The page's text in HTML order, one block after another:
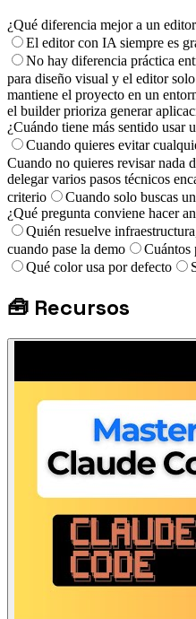
¿Qué diferencia mejor a un
El editor con IA siempre es
No hay diferencia práctica
para diseño visual y el editor
mantiene el proyecto en un
el builder prioriza generar
¿Cuándo tiene más sentido usar
Cuando quieres evitar
Cuando no quieres revisar nada
delegar varios pasos técnicos
criterio
Cuando solo buscas
¿Qué pregunta conviene hacer
Quién resuelve
cuando pase la demo
Cuántos
Qué color usa por defecto
🧰 Recursos